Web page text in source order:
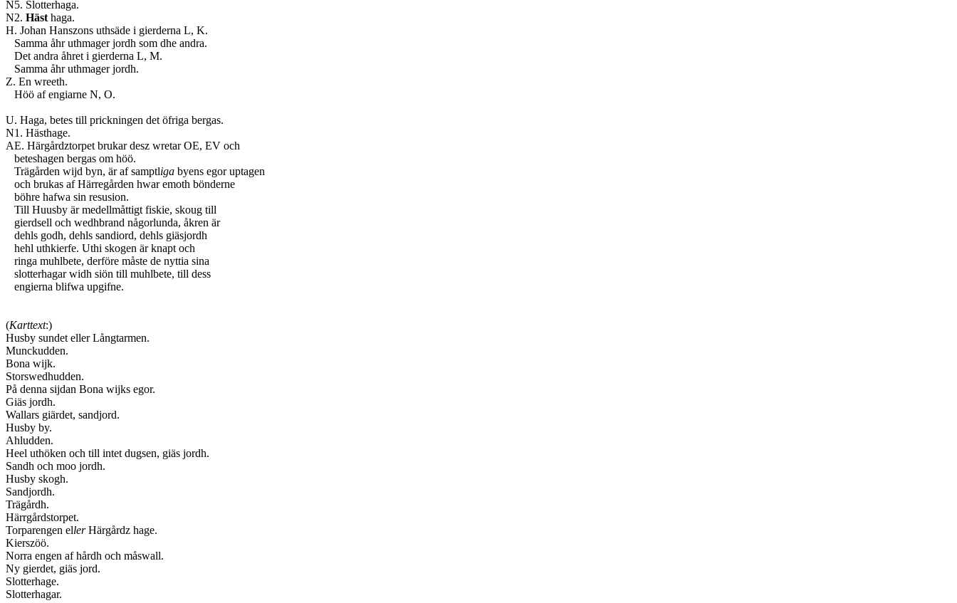
N5. Slotterhaga.
N2. Häst haga.
H. Johan Hanszons uthsäde i gierderna L, K.
Samma åhr uthmager jordh som dhe andra.
Det andra åhret i gierderna L, M.
Samma åhr uthmager jordh.
Z. En wreeth.
Höö af engiarne N, O.
U. Haga, betes till prickningen det öfriga bergas.
N1. Hästhage.
AE. Härgårdztorpet brukar desz wretar OE, EV och
beteshagen bergas om höö.
Trägården wijd byn, är af samptliga byens egor uptagen
och brukas af Härregården hwar emoth bönderne
böhre hafwa sin resusion.
Till Huusby är medellmåttigt fiskie, skoug till
gierdsell och wedhbrand någorlunda, åkren är
dehls godh, dehls sandiord, dehls giäsjordh
hehl uthkierfe. Uthi skogen är knapt och
ringa muhlbete, derföre måste de nyttia sina
slotterhagar widh siön till muhlbete, till dess
engierna blifwa upgifne.
(Karttext:)
Husby sundet eller Långtarmen.
Munckudden.
Bona wijk.
Storswedhudden.
På denna sijdan Bona wijks egor.
Giäs jordh.
Wallars giärdet, sandjord.
Husby by.
Ahludden.
Heel uthöken och till intet dugsen, giäs jordh.
Sandh och moo jordh.
Husby skogh.
Sandjordh.
Trägårdh.
Härrgårdstorpet.
Torparengen ellerHärgårdz hage.
Kierszöö.
Norra engen af hårdh och måswall.
Ny gierdet, giäs jord.
Slotterhage.
Slotterhagar.